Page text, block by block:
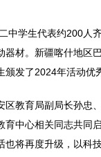
中学生代表约200人
材。新疆喀什地区
发了2024年活动优
教育局副局长孙忠
中心相关同志共同
将再度升级，以科